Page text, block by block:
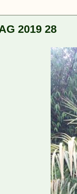
2019 28